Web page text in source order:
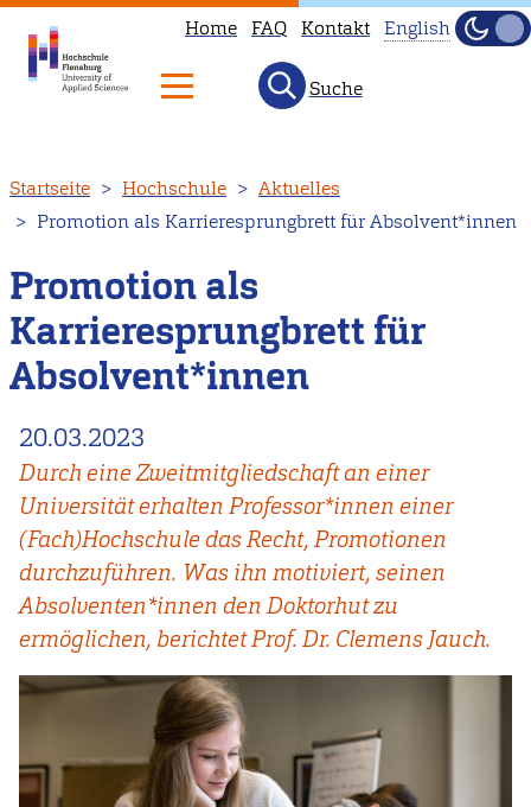
zum
Inhalt
Home FAQ Kontakt
available
Head
main
page
instead.
English
Hell
Suche
Startseite Hochschule
Aktuelles
Promotion als Karrieresprungbrett für Absolvent*innen
Promotion als
Karrieresprungbrett für
Absolvent*innen
20.03.2023
Durch eine Zweitmitgliedschaft an einer
Universität erhalten Professor*innen einer
(Fach)Hochschule das Recht, Promotionen
durchzuführen. Was ihn motiviert, seinen
Absolventen*innen den Doktorhut zu
ermöglichen, berichtet Prof. Dr. Clemens Jauch.